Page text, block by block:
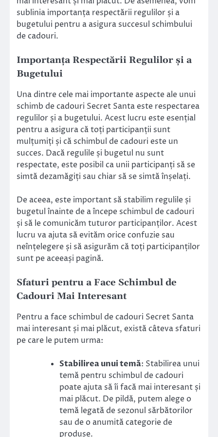
sublinia importanța respectării regulilor și a
bugetului pentru a asigura succesul schimbului
de cadouri.
Importanța Respectării Regulilor și a
Bugetului
Una dintre cele mai importante aspecte ale unui
schimb de cadouri Secret Santa este respectarea
regulilor și a bugetului. Acest lucru este esențial
pentru a asigura că toți participanții sunt
mulțumiți și că schimbul de cadouri este un
succes. Dacă regulile și bugetul nu sunt
respectate, este posibil ca unii participanți să se
simtă dezamăgiți sau chiar să se simtă înșelați.
De aceea, este important să stabilim regulile și
bugetul înainte de a începe schimbul de cadouri
și să le comunicăm tuturor participanților. Acest
lucru va ajuta să evităm orice confuzie sau
neînțelegere și să asigurăm că toți participanților
sunt pe aceeași pagină.
Sfaturi pentru a Face Schimbul de
Cadouri Mai Interesant
Pentru a face schimbul de cadouri Secret Santa
mai interesant și mai plăcut, există câteva sfaturi
pe care le putem urma:
Stabilirea unui temă: Stabilirea unui
temă pentru schimbul de cadouri
poate ajuta să îi facă mai interesant și
mai plăcut. De pildă, putem alege o
temă legată de sezonul sărbătorilor
sau de o anumită categorie de
produse.